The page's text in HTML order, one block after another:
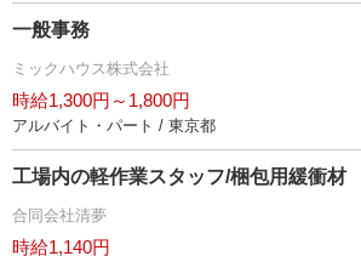
一般事務
ミックハウス株式会社
時給1,300円～1,800円
アルバイト・パート / 東京都
工場内の軽作業スタッフ/梱包用緩衝材
合同会社清夢
時給1,140円